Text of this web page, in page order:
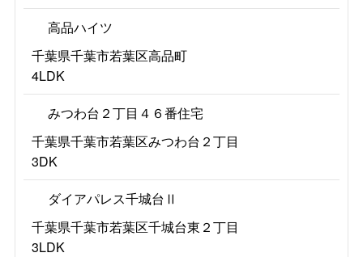
高品ハイツ
千葉県千葉市若葉区高品町
4LDK
みつわ台２丁目４６番住宅
千葉県千葉市若葉区みつわ台２丁目
3DK
ダイアパレス千城台Ⅱ
千葉県千葉市若葉区千城台東２丁目
3LDK